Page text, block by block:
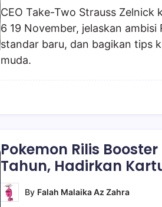
CEO Take-Two Strauss Zelnick
6 19 November, jelaskan
standar baru, dan bagikan tips
muda.
Pokemon Rilis
Tahun, Hadirkan
By Falah Malaika Az Zahra